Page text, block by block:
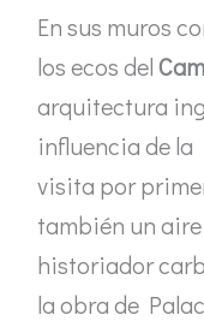
En sus muros
los ecos del
arquitectura
influencia de la
visita por
también un
historiador
la obra de